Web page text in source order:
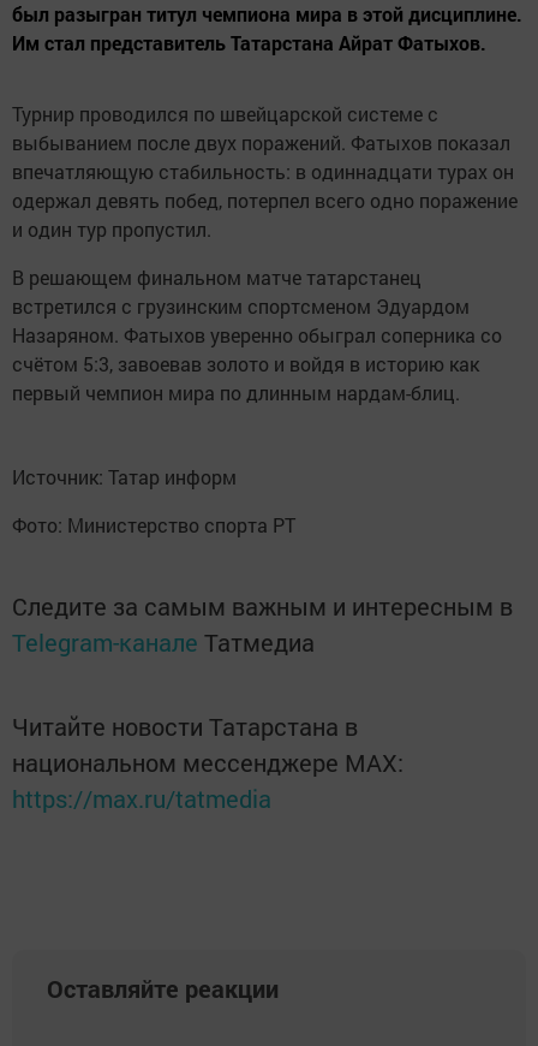
был разыгран титул чемпиона мира в этой дисциплине.
Им стал представитель Татарстана Айрат Фатыхов.
Турнир проводился по швейцарской системе с
выбыванием после двух поражений. Фатыхов показал
впечатляющую стабильность: в одиннадцати турах он
одержал девять побед, потерпел всего одно поражение
и один тур пропустил.
В решающем финальном матче татарстанец
встретился с грузинским спортсменом Эдуардом
Назаряном. Фатыхов уверенно обыграл соперника со
счётом 5:3, завоевав золото и войдя в историю как
первый чемпион мира по длинным нардам-блиц.
Источник: Татар информ
Фото: Министерство спорта РТ
Следите за самым важным и интересным в
Telegram-канале Татмедиа
Читайте новости Татарстана в
национальном мессенджере MАХ:
https://max.ru/tatmedia
Оставляйте реакции